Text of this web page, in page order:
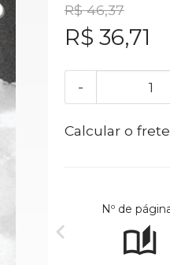
R$ 46,37
R$ 36,71
-
Calcular o frete
Nº de